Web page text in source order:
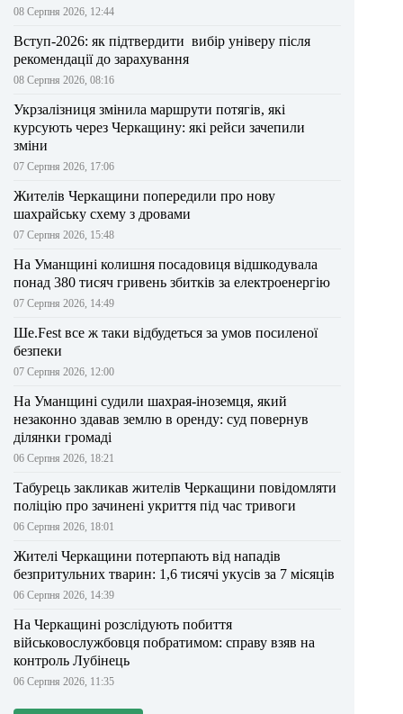
08 Серпня 2026, 12:44
Вступ-2026: як підтвердити вибір універу після
рекомендації до зарахування
08 Серпня 2026, 08:16
Укрзалізниця змінила маршрути потягів, які
курсують через Черкащину: які рейси зачепили
зміни
07 Серпня 2026, 17:06
Жителів Черкащини попередили про нову
шахрайську схему з дровами
07 Серпня 2026, 15:48
На Уманщині колишня посадовиця відшкодувала
понад 380 тисяч гривень збитків за електроенергію
07 Серпня 2026, 14:49
Ше.Fest все ж таки відбудеться за умов посиленої
безпеки
07 Серпня 2026, 12:00
На Уманщині судили шахрая-іноземця, який
незаконно здавав землю в оренду: суд повернув
ділянки громаді
06 Серпня 2026, 18:21
Табурець закликав жителів Черкащини повідомляти
поліцію про зачинені укриття під час тривоги
06 Серпня 2026, 18:01
Жителі Черкащини потерпають від нападів
безпритульних тварин: 1,6 тисячі укусів за 7 місяців
06 Серпня 2026, 14:39
На Черкащині розслідують побиття
військовослужбовця побратимом: справу взяв на
контроль Лубінець
06 Серпня 2026, 11:35